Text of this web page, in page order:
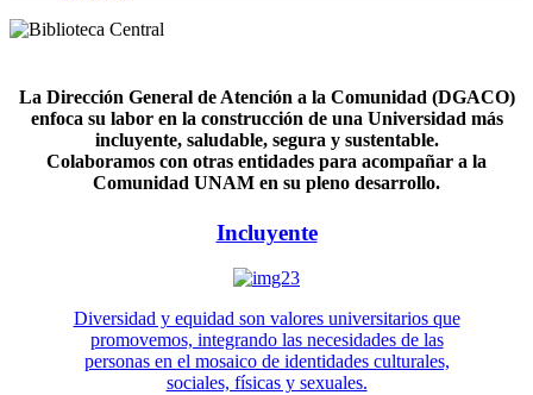
La Dirección General de Atención a la Comunidad (DGACO)
enfoca su labor en la construcción de una Universidad más
incluyente, saludable, segura y sustentable.
Colaboramos con otras entidades para acompañar a la
Comunidad UNAM en su pleno desarrollo.
Incluyente
Diversidad y equidad son valores universitarios que
promovemos, integrando las necesidades de las
personas en el mosaico de identidades culturales,
sociales, físicas y sexuales.